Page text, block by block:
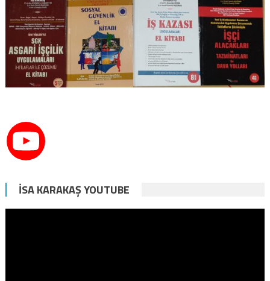
İSA KARAKAŞ YOUTUBE